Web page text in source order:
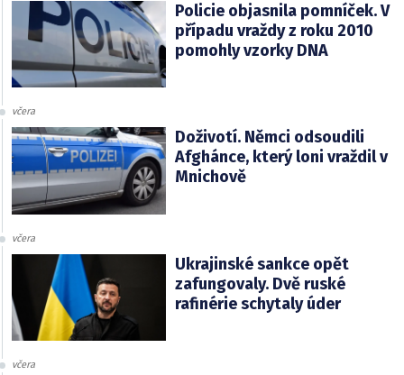
Policie objasnila pomníček. V
případu vraždy z roku 2010
pomohly vzorky DNA
včera
Doživotí. Němci odsoudili
Afghánce, který loni vraždil v
Mnichově
včera
Ukrajinské sankce opět
zafungovaly. Dvě ruské
rafinérie schytaly úder
včera